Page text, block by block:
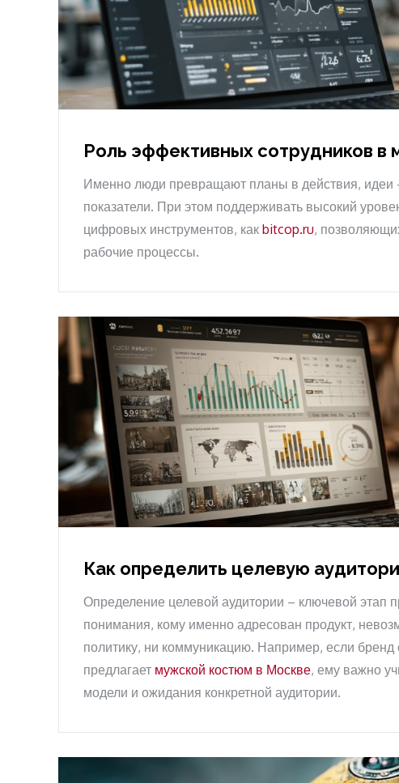
Роль эффективных сотрудников в
Именно люди превращают планы в действия, идеи
показатели. При этом поддерживать высокий
цифровых инструментов, как bitcop.ru,
рабочие процессы.
Как определить целевую
Определение целевой аудитории – ключевой этап
понимания, кому именно адресован продукт,
политику, ни коммуникацию. Например, если бренд
предлагает мужской костюм в Москве, ему важно
модели и ожидания конкретной аудитории.